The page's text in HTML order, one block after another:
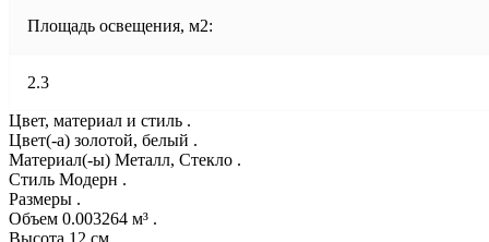
Площадь освещения, м2:
2.3
Цвет, материал и стиль .
Цвет(-а) золотой, белый .
Материал(-ы) Металл, Стекло .
Стиль Модерн .
Размеры .
Объем 0.003264 м³ .
Высота 12 см .